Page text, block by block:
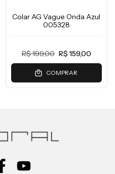
Colar AG Vague Onda Azul
005328
R$ 199,00 R$ 159,00
COMPRAR